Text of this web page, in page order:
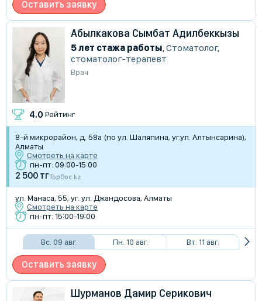
Оставить заявку
Абылкакова Сымбат Адилбеккызы
5 лет стажа работы,Стоматолог,
стоматолог-терапевт
Врач
4.0 Рейтинг
8-й микрорайон, д. 58а (по ул. Шаляпина, уг.ул. Алтынсарина),
Алматы
Смотреть на карте
пн-пт: 09:00-15:00
2 500 тгTopDoc.kz
ул. Манаса, 55, уг. ул. Джандосова, Алматы
Смотреть на карте
пн-пт: 15:00-19:00
Вс. 09 авг. Пн. 10 авг. Вт. 11 авг.
Оставить заявку
Шурманов Дамир Серикович